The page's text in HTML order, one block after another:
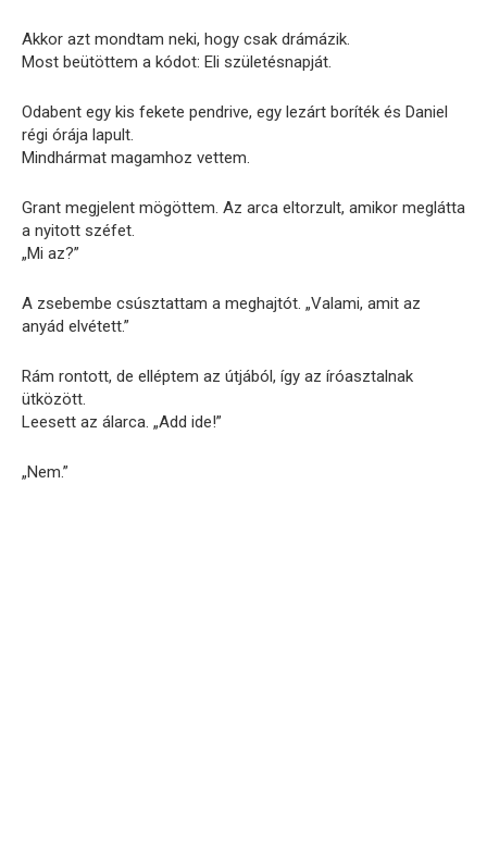
Akkor azt mondtam neki, hogy csak drámázik.
Most beütöttem a kódot: Eli születésnapját.
Odabent egy kis fekete pendrive, egy lezárt boríték és Daniel
régi órája lapult.
Mindhármat magamhoz vettem.
Grant megjelent mögöttem. Az arca eltorzult, amikor meglátta
a nyitott széfet.
„Mi az?”
A zsebembe csúsztattam a meghajtót. „Valami, amit az
anyád elvétett.”
Rám rontott, de elléptem az útjából, így az íróasztalnak
ütközött.
Leesett az álarca. „Add ide!”
„Nem.”